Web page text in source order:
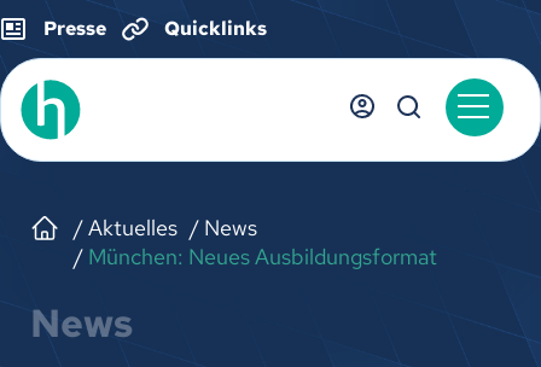
Presse Quicklinks
Aktuelles
News
München: Neues Ausbildungsformat
News